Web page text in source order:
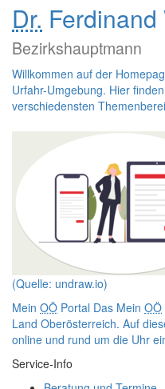
Dr.
Bezirkshauptmann
Willkommen auf der
Urfahr-Umgebung. Hier
verschiedensten
(Quelle: undraw.io)
Mein OÖ Portal Das Mein OÖ
Land Oberösterreich. Auf
online und rund um die Uhr
Service-Info